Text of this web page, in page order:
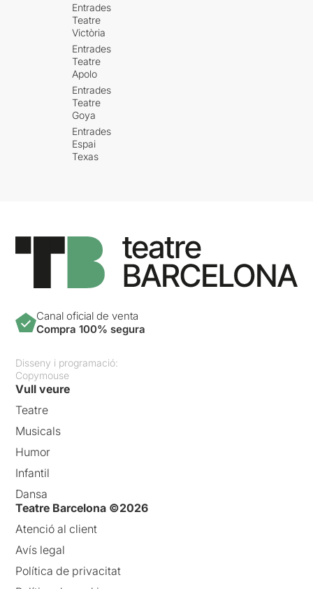
Entrades
Teatre
Victòria
Entrades
Teatre
Apolo
Entrades
Teatre
Goya
Entrades
Espai
Texas
Canal oficial de venta
Compra 100% segura
Disseny i programació:
Copymouse
Vull veure
Teatre
Musicals
Humor
Infantil
Dansa
Teatre Barcelona ©2026
Atenció al client
Avís legal
Política de privacitat